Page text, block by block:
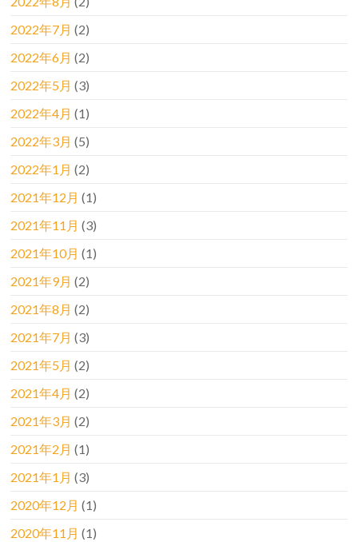
2022年7月 (2)
2022年6月 (2)
2022年5月 (3)
2022年4月 (1)
2022年3月 (5)
2022年1月 (2)
2021年12月 (1)
2021年11月 (3)
2021年10月 (1)
2021年9月 (2)
2021年8月 (2)
2021年7月 (3)
2021年5月 (2)
2021年4月 (2)
2021年3月 (2)
2021年2月 (1)
2021年1月 (3)
2020年12月 (1)
2020年11月 (1)